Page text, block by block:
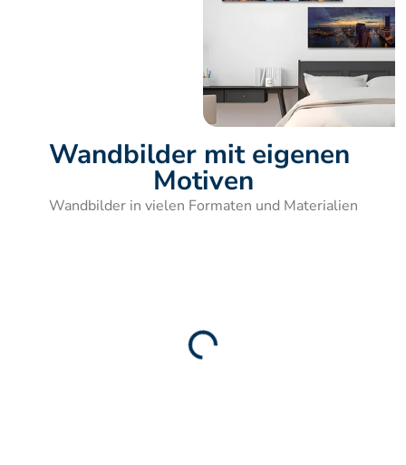
Wandbilder mit eigenen
Motiven
Wandbilder in vielen Formaten und Materialien